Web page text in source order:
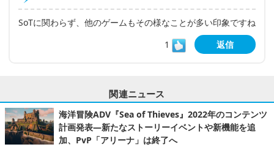
SoTに関わらず、他のゲームもその様なことが多い印象ですね
1
返信
関連ニュース
海洋冒険ADV『Sea of Thieves』2022年のコンテンツ
計画発表―新たなストーリーイベントや新機能を追
加、PvP「アリーナ」は終了へ